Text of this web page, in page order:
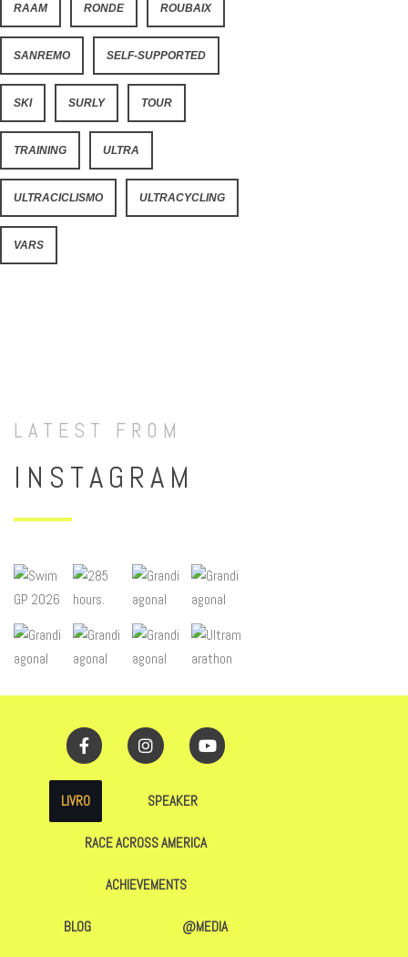
RAAM RONDE ROUBAIX
SANREMO SELF-SUPPORTED
SKI SURLY TOUR
TRAINING ULTRA
ULTRACICLISMO ULTRACYCLING
VARS
LATEST FROM
INSTAGRAM
LIVRO SPEAKER
RACE ACROSS AMERICA
ACHIEVEMENTS
BLOG @MEDIA